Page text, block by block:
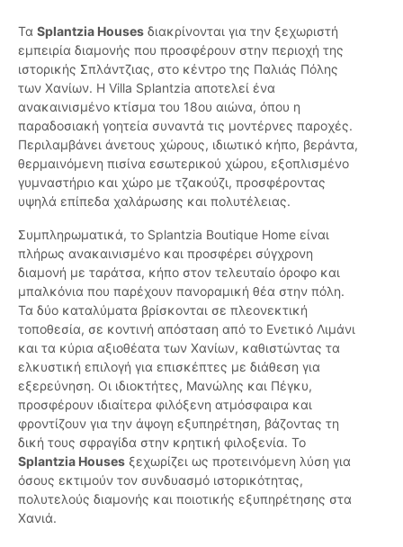
Τα Splantzia Houses διακρίνονται για την ξεχωριστή
εμπειρία διαμονής που προσφέρουν στην περιοχή της
ιστορικής Σπλάντζιας, στο κέντρο της Παλιάς Πόλης
των Χανίων. Η Villa Splantzia αποτελεί ένα
ανακαινισμένο κτίσμα του 18ου αιώνα, όπου η
παραδοσιακή γοητεία συναντά τις μοντέρνες παροχές.
Περιλαμβάνει άνετους χώρους, ιδιωτικό κήπο, βεράντα,
θερμαινόμενη πισίνα εσωτερικού χώρου, εξοπλισμένο
γυμναστήριο και χώρο με τζακούζι, προσφέροντας
υψηλά επίπεδα χαλάρωσης και πολυτέλειας.
Συμπληρωματικά, το Splantzia Boutique Home είναι
πλήρως ανακαινισμένο και προσφέρει σύγχρονη
διαμονή με ταράτσα, κήπο στον τελευταίο όροφο και
μπαλκόνια που παρέχουν πανοραμική θέα στην πόλη.
Τα δύο καταλύματα βρίσκονται σε πλεονεκτική
τοποθεσία, σε κοντινή απόσταση από το Ενετικό Λιμάνι
και τα κύρια αξιοθέατα των Χανίων, καθιστώντας τα
ελκυστική επιλογή για επισκέπτες με διάθεση για
εξερεύνηση. Οι ιδιοκτήτες, Μανώλης και Πέγκυ,
προσφέρουν ιδιαίτερα φιλόξενη ατμόσφαιρα και
φροντίζουν για την άψογη εξυπηρέτηση, βάζοντας τη
δική τους σφραγίδα στην κρητική φιλοξενία. Το
Splantzia Houses ξεχωρίζει ως προτεινόμενη λύση για
όσους εκτιμούν τον συνδυασμό ιστορικότητας,
πολυτελούς διαμονής και ποιοτικής εξυπηρέτησης στα
Χανιά.